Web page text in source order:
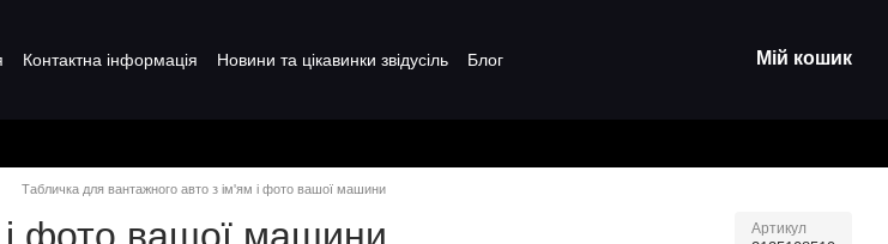
Контактна інформація Новини та цікавинки звідусіль
Блог
Мій кошик
Табличка для вантажного авто з ім'ям і фото вашої машини
Артикул